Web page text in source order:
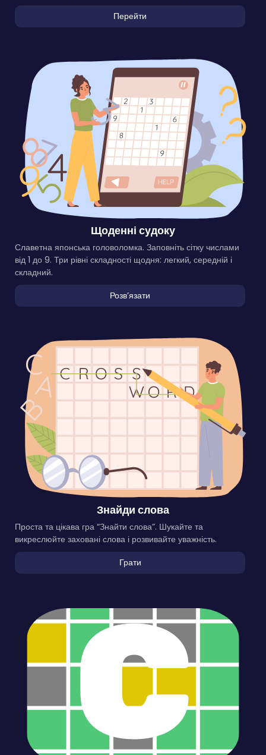
Перейти
Щоденні судоку
Славетна японська головоломка. Заповніть сітку числами
від 1 до 9. Три рівні складності щодня: легкий, середній і
складний.
Розвʼязати
Знайди слова
Проста та цікава гра “Знайти слова”. Шукайте та
викреслюйте заховані слова і розвивайте уважність.
Грати